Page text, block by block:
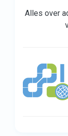
Alles over